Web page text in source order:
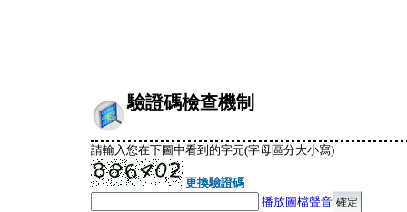
驗證碼檢查機制
請輸入您在下圖中看到的字元(字母區分大小寫)
更換驗證碼
播放圖檔聲音